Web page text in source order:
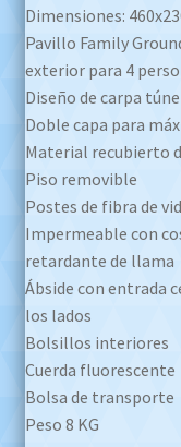
Dimensiones:
Pavillo Family
exterior para 4
Diseño de carpa
Doble capa para
Material recubierto
Piso removible
Postes de fibra de
Impermeable con
retardante de llama
Ábside con entrada
los lados
Bolsillos interiores
Cuerda fluorescente
Bolsa de transporte
Peso 8 KG